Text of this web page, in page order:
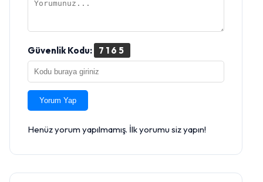
Güvenlik Kodu: 7165
Yorum Yap
Henüz yorum yapılmamış. İlk yorumu siz yapın!